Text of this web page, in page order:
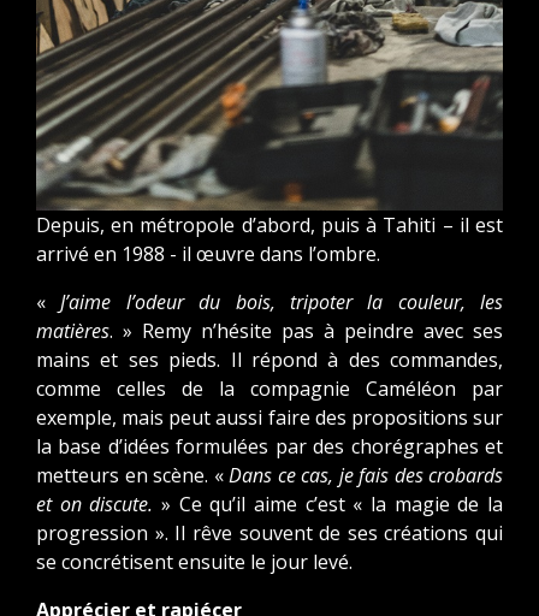
Depuis, en métropole d’abord, puis à Tahiti – il est
arrivé en 1988 - il œuvre dans l’ombre.
« J’aime l’odeur du bois, tripoter la couleur, les
matières. » Remy n’hésite pas à peindre avec ses
mains et ses pieds. Il répond à des commandes,
comme celles de la compagnie Caméléon par
exemple, mais peut aussi faire des propositions sur
la base d’idées formulées par des chorégraphes et
metteurs en scène. «Dans ce cas, je fais des crobards
et on discute. » Ce qu’il aime c’est « la magie de la
progression ». Il rêve souvent de ses créations qui
se concrétisent ensuite le jour levé.
Apprécier et rapiécer